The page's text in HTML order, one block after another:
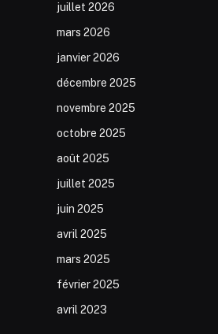
juillet 2026
mars 2026
janvier 2026
décembre 2025
novembre 2025
octobre 2025
août 2025
juillet 2025
juin 2025
avril 2025
mars 2025
février 2025
avril 2023